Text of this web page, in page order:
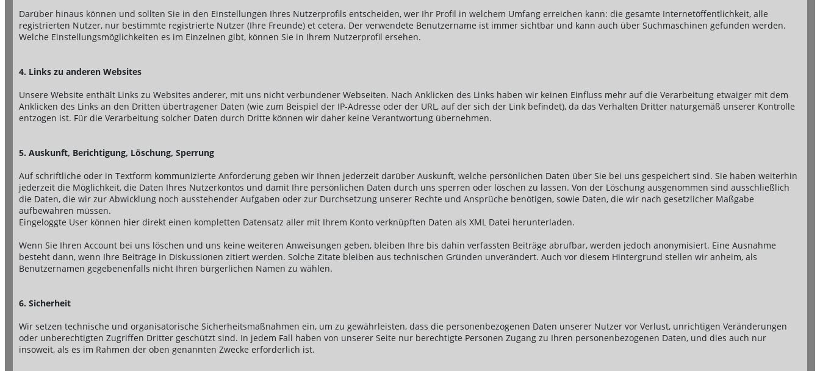
Darüber hinaus können und sollten Sie in den Einstellungen Ihres Nutzerprofils entscheiden, wer Ihr Profil in welchem Umfang erreichen kann: die gesamte Internetöffentlichkeit, alle
registrierten Nutzer, nur bestimmte registrierte Nutzer (Ihre Freunde) et cetera. Der verwendete Benutzername ist immer sichtbar und kann auch über Suchmaschinen gefunden werden.
Welche Einstellungsmöglichkeiten es im Einzelnen gibt, können Sie in Ihrem Nutzerprofil ersehen.
4. Links zu anderen Websites
Unsere Website enthält Links zu Websites anderer, mit uns nicht verbundener Webseiten. Nach Anklicken des Links haben wir keinen Einfluss mehr auf die Verarbeitung etwaiger mit dem
Anklicken des Links an den Dritten übertragener Daten (wie zum Beispiel der IP-Adresse oder der URL, auf der sich der Link befindet), da das Verhalten Dritter naturgemäß unserer Kontrolle
entzogen ist. Für die Verarbeitung solcher Daten durch Dritte können wir daher keine Verantwortung übernehmen.
5. Auskunft, Berichtigung, Löschung, Sperrung
Auf schriftliche oder in Textform kommunizierte Anforderung geben wir Ihnen jederzeit darüber Auskunft, welche persönlichen Daten über Sie bei uns gespeichert sind. Sie haben weiterhin
jederzeit die Möglichkeit, die Daten Ihres Nutzerkontos und damit Ihre persönlichen Daten durch uns sperren oder löschen zu lassen. Von der Löschung ausgenommen sind ausschließlich
die Daten, die wir zur Abwicklung noch ausstehender Aufgaben oder zur Durchsetzung unserer Rechte und Ansprüche benötigen, sowie Daten, die wir nach gesetzlicher Maßgabe
aufbewahren müssen.
Eingeloggte User können hier direkt einen kompletten Datensatz aller mit Ihrem Konto verknüpften Daten als XML Datei herunterladen.
Wenn Sie Ihren Account bei uns löschen und uns keine weiteren Anweisungen geben, bleiben Ihre bis dahin verfassten Beiträge abrufbar, werden jedoch anonymisiert. Eine Ausnahme
besteht dann, wenn Ihre Beiträge in Diskussionen zitiert werden. Solche Zitate bleiben aus technischen Gründen unverändert. Auch vor diesem Hintergrund stellen wir anheim, als
Benutzernamen gegebenenfalls nicht Ihren bürgerlichen Namen zu wählen.
6. Sicherheit
Wir setzen technische und organisatorische Sicherheitsmaßnahmen ein, um zu gewährleisten, dass die personenbezogenen Daten unserer Nutzer vor Verlust, unrichtigen Veränderungen
oder unberechtigten Zugriffen Dritter geschützt sind. In jedem Fall haben von unserer Seite nur berechtigte Personen Zugang zu Ihren personenbezogenen Daten, und dies auch nur
insoweit, als es im Rahmen der oben genannten Zwecke erforderlich ist.